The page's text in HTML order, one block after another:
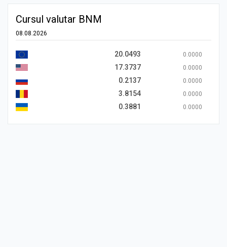
Cursul valutar BNM
08.08.2026
20.0493 0.0000
17.3737 0.0000
0.2137 0.0000
3.8154 0.0000
0.3881 0.0000